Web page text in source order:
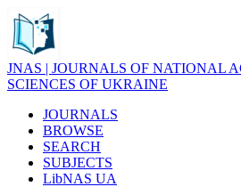
JNAS | JOURNALS OF NATIONAL
SCIENCES OF UKRAINE
JOURNALS
BROWSE
SEARCH
SUBJECTS
LibNAS UA